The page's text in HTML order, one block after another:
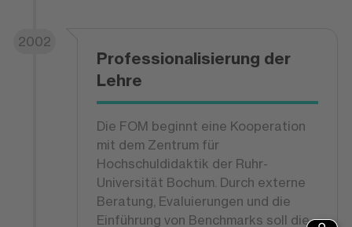
2002
Professionalisierung der
Lehre
Die FOM beginnt eine Kooperation
mit dem Zentrum für
Hochschuldidaktik der Ruhr-
Universität Bochum. Durch externe
Beratung, Evaluierungen und die
Einführung von Benchmarks soll die